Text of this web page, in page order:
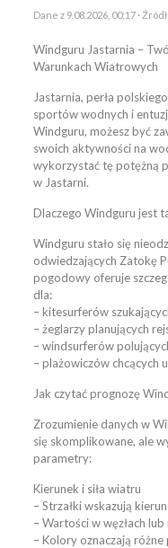
Dane z 9.08.2026, 00:17 ·
Windguru Jastarnia –
Warunkach Wiatrowych
Jastarnia, perła
sportów wodnych i
Windguru, możesz być
swoich aktywności na
wykorzystać tę potężną
w Jastarni.
Dlaczego Windguru jest
Windguru stało się
odwiedzających Zatokę
pogodowy oferuje
dla:
– kitesurferów
– żeglarzy planujących
– windsurferów
– plażowiczów chcących
Jak czytać prognozę
Zrozumienie danych w
się skomplikowane, ale
parametry:
Kierunek i siła wiatru
– Strzałki wskazują
– Wartości w węzłach
– Kolory oznaczają